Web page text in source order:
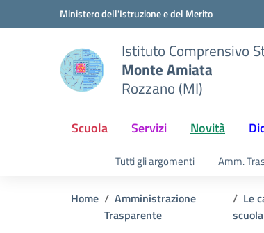
Vai ai contenuti
Vai al menu di navigazioneMinistero dell'Istruzione e del Merito
Istituto Comprensivo
Monte Amiata
Rozzano (MI)
Scuola Servizi Novità
Tutti gli argomenti Amm.
Home
Amministrazione
Trasparente
Le
scuola